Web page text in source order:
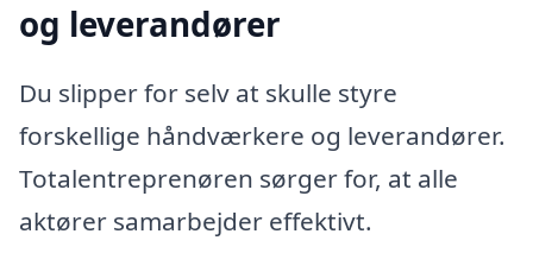
og leverandører
Du slipper for selv at skulle styre
forskellige håndværkere og leverandører.
Totalentreprenøren sørger for, at alle
aktører samarbejder effektivt.